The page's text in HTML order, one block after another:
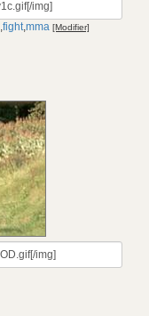
,fight,mma [Modifier]